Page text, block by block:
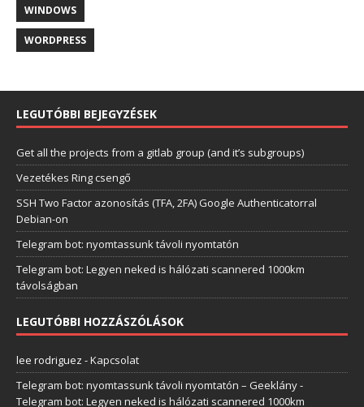
WINDOWS
WORDPRESS
LEGUTÓBBI BEJEGYZÉSEK
Get all the projects from a gitlab group (and it’s subgroups)
Vezetékes Ring csengő
SSH Two Factor azonosítás (TFA, 2FA) Google Authenticatorral
Debian-on
Telegram bot: nyomtassunk távoli nyomtatón
Telegram bot: Legyen neked is hálózati scannered 1000km
távolságban
LEGUTÓBBI HOZZÁSZÓLÁSOK
lee rodriguez -Kapcsolat
Telegram bot: nyomtassunk távoli nyomtatón – Geeklány-
Telegram bot: Legyen neked is hálózati scannered 1000km